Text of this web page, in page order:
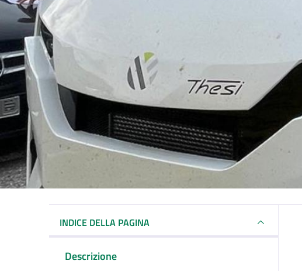
INDICE DELLA PAGINA
Descrizione